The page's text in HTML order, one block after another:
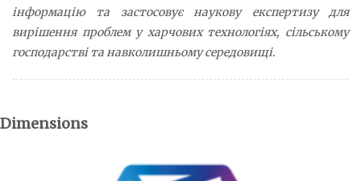
інформацію та застосовує наукову експертизу для
вирішення проблем у харчових технологіях, сільському
господарстві та навколишньому середовищі.
Dimensions